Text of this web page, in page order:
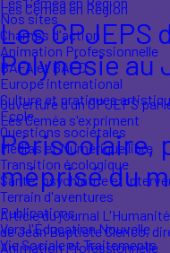
Nos sites
Champs d'action
Animation Professionnelle
BAFA et BAFD
Europe international
Culture et pratiques
École
Questions sociétales
Médias et Numérique libre
Transition écologique
Santé, psychiatrie et
Terrain d'aventures
Publications
Vers l'Éducation Nouvelle
Vie Sociale et Traitements
Les Ceméa en Région
Les CPJEPS
Polynésie au
Ouverture d'un CPJEPS par
Les Ceméa s'expriment
Périscolaire,
méprisé du
Article du journal
de Jean Baptiste Clerico,
Animation Professionnelle